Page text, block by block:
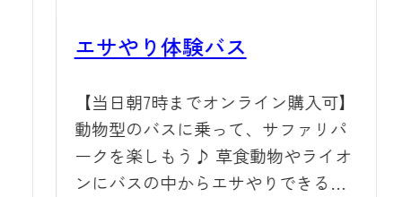
しくなり始めた空気の中で過ごすひ
とときをお楽しみいただけます。ナ
イトサファリツアーでは、ナイトサ
ファリ限定のメニューとしてディナ
ーステーキプレートもご用意してい
ますので、夕涼みをしながら特別な
エサやり体験バス
【当日朝7時までオンライン購入可】
動物型のバスに乗って、サファリパ
ークを楽しもう♪ 草食動物やライオ
ンにバスの中からエサやりできる体